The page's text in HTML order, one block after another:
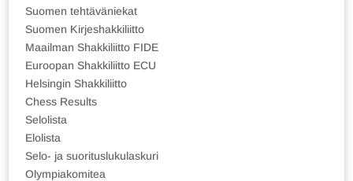
Suomen tehtäväniekat
Suomen Kirjeshakkiliitto
Maailman Shakkiliitto FIDE
Euroopan Shakkiliitto ECU
Helsingin Shakkiliitto
Chess Results
Selolista
Elolista
Selo- ja suorituslukulaskuri
Olympiakomitea